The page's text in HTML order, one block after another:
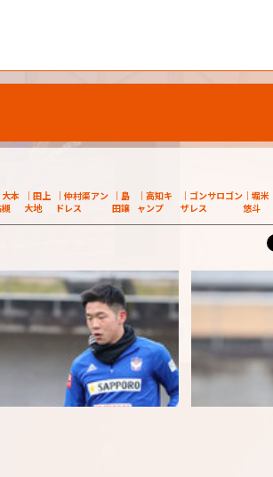
大本
槻
田上
大地
仲村渠アン
ドレス
島
田譲
高知キ
ャンプ
ゴンサロゴン
ザレス
堀米
悠斗